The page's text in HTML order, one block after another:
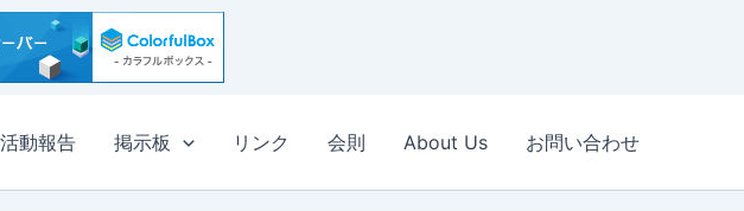
活動報告 掲示板 リンク 会則 About Us お問い合わせ